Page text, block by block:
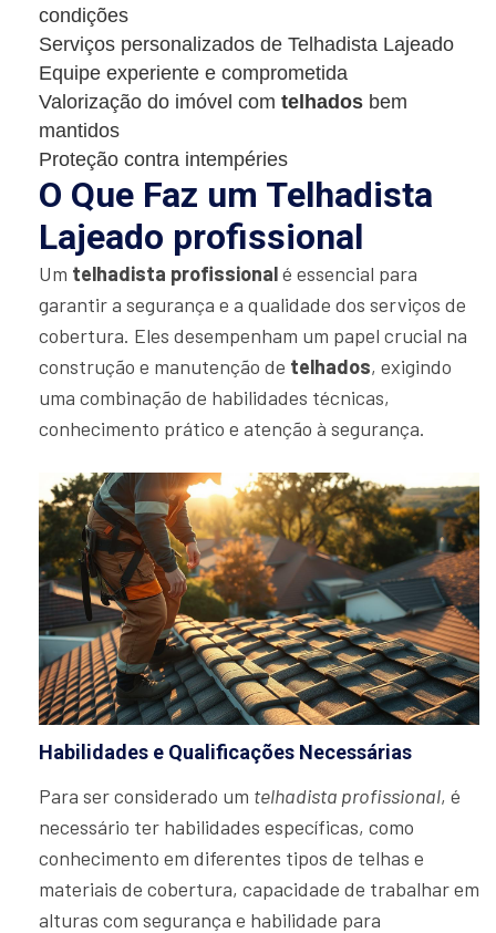
condições
Serviços personalizados de Telhadista Lajeado
Equipe experiente e comprometida
Valorização do imóvel com telhados bem
mantidos
Proteção contra intempéries
O Que Faz um Telhadista
Lajeado profissional
Um telhadista profissionalé essencial para
garantir a segurança e a qualidade dos serviços de
cobertura. Eles desempenham um papel crucial na
construção e manutenção de telhados, exigindo
uma combinação de habilidades técnicas,
conhecimento prático e atenção à segurança.
Habilidades e Qualificações Necessárias
Para ser considerado um telhadista profissional, é
necessário ter habilidades específicas, como
conhecimento em diferentes tipos de telhas e
materiais de cobertura, capacidade de trabalhar em
alturas com segurança e habilidade para